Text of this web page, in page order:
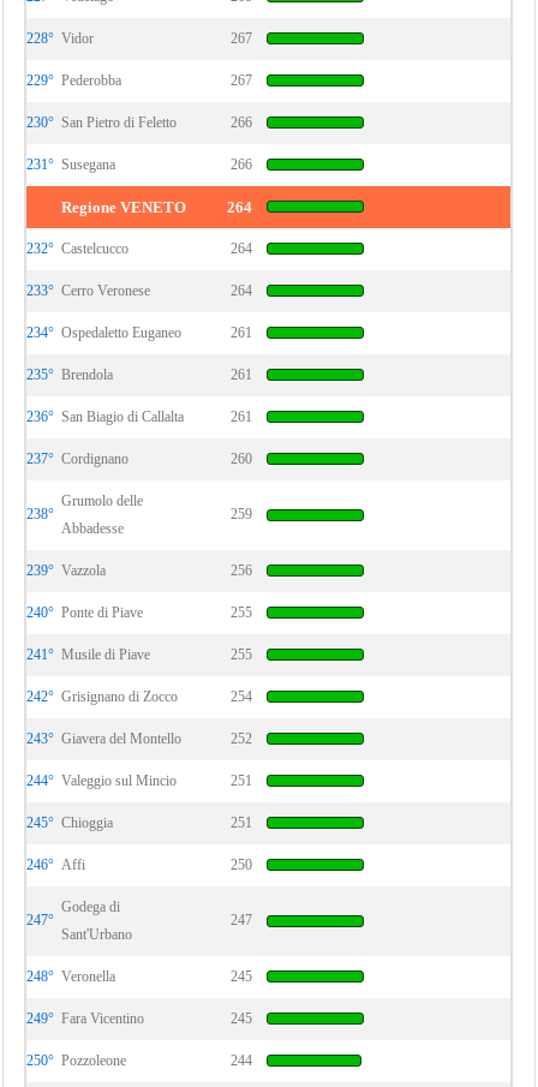
228° Vidor 267
229° Pederobba 267
230° San Pietro di Feletto 266
231° Susegana 266
Regione VENETO 264
232° Castelcucco 264
233° Cerro Veronese 264
234° Ospedaletto Euganeo 261
235° Brendola 261
236° San Biagio di Callalta 261
237° Cordignano 260
238°
Grumolo delle
Abbadesse
259
239° Vazzola 256
240° Ponte di Piave 255
241° Musile di Piave 255
242° Grisignano di Zocco 254
243° Giavera del Montello 252
244° Valeggio sul Mincio 251
245° Chioggia 251
246° Affi 250
247°
Godega di
Sant'Urbano
247
248° Veronella 245
249° Fara Vicentino 245
250° Pozzoleone 244